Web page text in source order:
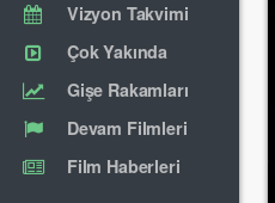
Vizyon Takvimi
Çok Yakında
Gişe Rakamları
Devam Filmleri
Film Haberleri